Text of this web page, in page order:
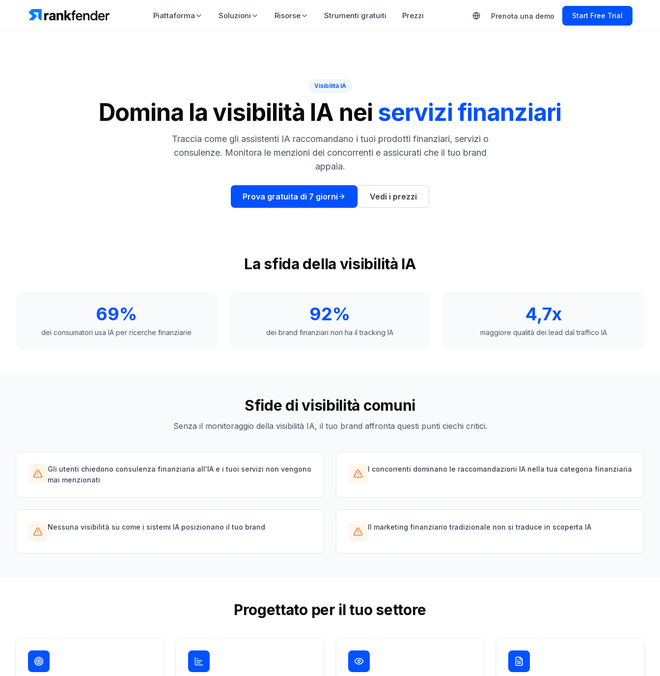
Piattaforma Soluzioni Risorse Strumenti gratuiti Prezzi Prenota una demo Start Free Trial
Visibilità IA
Domina la visibilità IA nei servizi finanziari
Traccia come gli assistenti IA raccomandano i tuoi prodotti finanziari, servizi o
consulenze. Monitora le menzioni dei concorrenti e assicurati che il tuo brand
appaia.
Prova gratuita di 7 giorni Vedi i prezzi
La sfida della visibilità IA
69%
dei consumatori usa IA per ricerche finanziarie
92%
dei brand finanziari non ha il tracking IA
4,7x
maggiore qualità dei lead dal traffico IA
Sfide di visibilità comuni
Senza il monitoraggio della visibilità IA, il tuo brand affronta questi punti ciechi critici.
Gli utenti chiedono consulenza finanziaria all'IA e i tuoi servizi non vengono
mai menzionati
I concorrenti dominano le raccomandazioni IA nella tua categoria finanziaria
Nessuna visibilità su come i sistemi IA posizionano il tuo brand Il marketing finanziario tradizionale non si traduce in scoperta IA
Progettato per il tuo settore